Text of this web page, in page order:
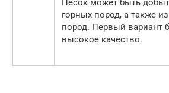
Песок может быть
горных пород, а также
пород. Первый вариант
высокое качество.